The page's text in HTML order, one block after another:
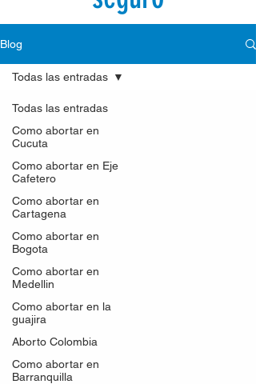
Blog
Todas las entradas
Como abortar en
Cucuta
Como abortar en Eje
Cafetero
Como abortar en
Cartagena
Como abortar en
Bogota
Como abortar en
Medellin
Como abortar en la
guajira
Aborto Colombia
Como abortar en
Barranquilla
Todas las entradas